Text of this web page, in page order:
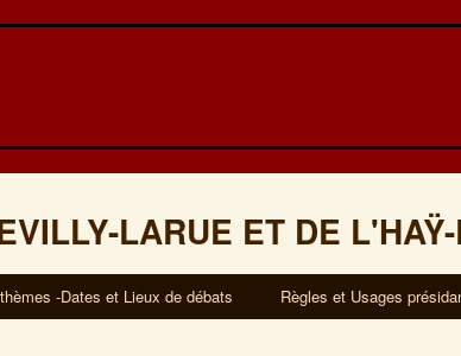
LARUE ET DE
-Dates et Lieux de débats Règles et Usages